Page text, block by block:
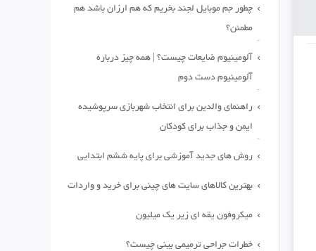
چطور جم موبایل لجند بخریم که هم ارزان باشد هم
مطمئن؟
آلومینیوم ضایعات چیست؟ | همه چیز درباره
آلومینیوم دست دوم
راهنمای والدین برای انتخاب شهربازی سرپوشیده
ایمن و جذاب برای کودکان
روش های جدید آموزشی برای پایه ششم ابتدایی
بهترین کالاهای سایت های چینی برای خرید و واردات
میکروفون یقه ای زیر یک میلیون
خطرات جراحی ترمیمی بینی چیست؟